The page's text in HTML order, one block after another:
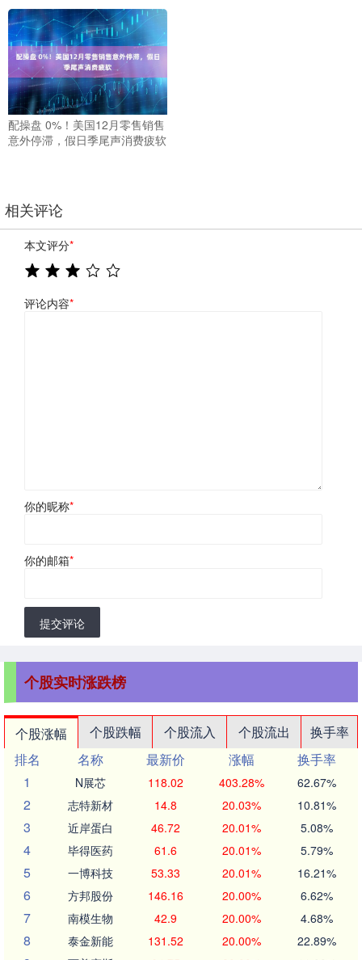
配操盘 0%！美国12月零售销售
意外停滞，假日季尾声消费疲软
相关评论
本文评分*
评论内容*
你的昵称*
你的邮箱*
提交评论
个股实时涨跌榜
个股涨幅 个股跌幅 个股流入 个股流出
换手率
排名
名称 最新价 涨幅
换手率
1
N展芯 118.02 403.28% 62.67%
2 志特新材 14.8 20.03% 10.81%
3 近岸蛋白 46.72 20.01% 5.08%
4 毕得医药 61.6 20.01% 5.79%
5 一博科技 53.33 20.01% 16.21%
6 方邦股份 146.16 20.00% 6.62%
7 南模生物 42.9 20.00% 4.68%
8 泰金新能 131.52 20.00% 22.89%